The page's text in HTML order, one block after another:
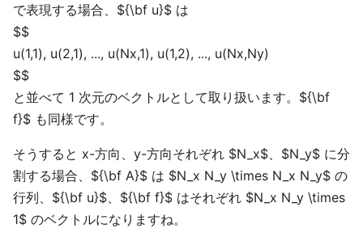
で表現する場合、${\bf u}$ は
$$
u(1,1), u(2,1), ..., u(Nx,1), u(1,2), ..., u(Nx,Ny)
$$
と並べて 1 次元のベクトルとして取り扱います。${\bf
f}$ も同様です。
そうすると x-方向、y-方向それぞれ $N_x$、$N_y$ に分
割する場合、${\bf A}$ は $N_x N_y \times N_x N_y$ の
行列、${\bf u}$、${\bf f}$ はそれぞれ $N_x N_y \times
1$ のベクトルになりますね。